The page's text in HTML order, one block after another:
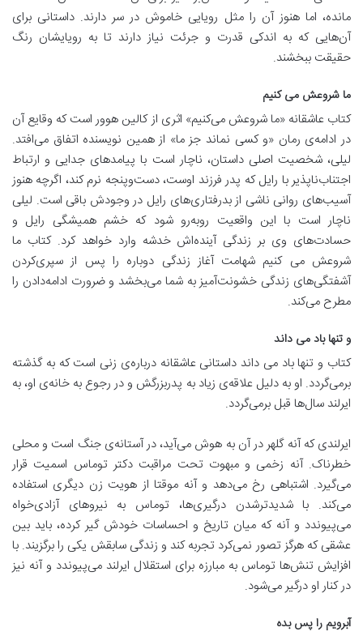
مانده، اما هنوز آن را مثل رویایی خاموش در سر دارند. داستانی برای
آن‌هایی که به اندکی قدرت و جرئت نیاز دارند تا به رویایشان رنگ
حقیقت ببخشند.
ما شروعش می کنیم
کتاب عاشقانه «ما شروعش می‌کنیم» اثری از کالین هوور است که وقایع آن
در ادامه‌ی رمان «و کسی نماند جز ما» از همین نویسنده اتفاق می‌افتد.
لیلی، شخصیت اصلی داستان، ناچار است با پیامدهای جدایی و ارتباط
اجتناب‌ناپذیر با رایل که پدر فرزند اوست، دست‌وپنجه نرم کند، اگرچه هنوز
آسیب‌های روانی ناشی از بدرفتاری‌های رایل در وجودش باقی است. لیلی
ناچار است با این واقعیت روبه‌رو شود که خشم همیشگی رایل و
حسادت‌های وی بر زندگی آینده‌اش خدشه وارد خواهد کرد. کتاب ما
شروعش می کنیم شهامت آغاز زندگی دوباره را پس از سپری‌کردن
آشفتگی‌های زندگی خشونت‌آمیز به شما می‌بخشد و ضرورت ادامه‌دادن را
مطرح می‌کند.
و تنها باد می داند
کتاب و تنها باد می داند داستانی عاشقانه درباره‌ی زنی است که به گذشته
برمی‌گردد. او به دلیل علاقه‌ی زیاد به پدربزرگش و در رجوع به خانه‌ی او، به
ایرلند سال‌ها قبل برمی‌گردد.
ایرلندی که آنه گلهر در آن به هوش می‌آید، در آستانه‌ی جنگ است و محلی
خطرناک. آنه زخمی و مبهوت تحت مراقبت دکتر توماس اسمیت قرار
می‌گیرد. اشتباهی رخ می‌دهد و آنه موقتا از هویت زن دیگری استفاده
می‌کند. با شدیدترشدن درگیری‌ها، توماس به نیروهای آزادی‌خواه
می‌پیوندد و آنه که میان تاریخ و احساسات خودش گیر کرده، باید بین
عشقی که هرگز تصور نمی‌کرد تجربه کند و زندگی سابقش یکی را برگزیند. با
افزایش تنش‌ها توماس به مبارزه برای استقلال ایرلند می‌پیوندد و آنه نیز
در کنار او درگیر می‌شود.
آبرویم را پس بده